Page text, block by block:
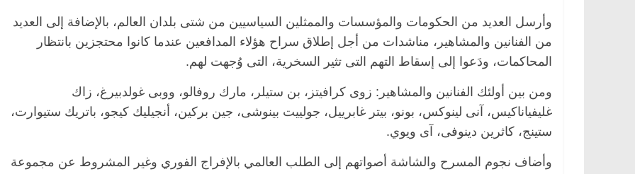
وأرسل العديد من الحكومات والمؤسسات والممثلين السياسيين من شتى بلدان العالم، بالإضافة إلى العديد
من الفنانين والمشاهير، مناشدات من أجل إطلاق سراح هؤلاء المدافعين عندما كانوا محتجزين بانتظار
المحاكمات، ودَعوا إلى إسقاط التهم التى تثير السخرية، التى وُجهت لهم.
ومن بين أولئك الفنانين والمشاهير: زوى كرافيتز، بن ستيلر، مارك روفالو، ووبى غولدبيرغ، زاك
غليفياناكيس، آنى لينوكس، بونو، بيتر غابرييل، جولييت بينوشى، جين بركين، أنجيليك كيجو، باتريك ستيوارت،
ستينج، كاثرين دينوفى، آى ويوي.
وأضاف نجوم المسرح والشاشة أصواتهم إلى الطلب العالمي بالإفراج الفوري وغير المشروط عن مجموعة